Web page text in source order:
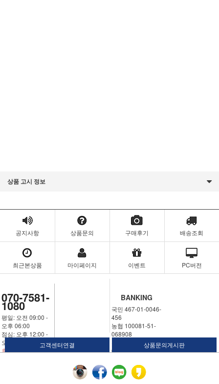
상품 고시 정보
공지사항 상품문의 구매후기 배송조회
최근본상품 마이페이지 이벤트 PC버전
070-7581-
1080
평일: 오전 09:00 -
오후 06:00
점심: 오후 12:00 -
오후 01:00
휴일: 토요일,일요
BANKING
국민 467-01-0046-
456
농협 100081-51-
068908
우체국 311324-02-
030250
고객센터연결 상품문의게시판